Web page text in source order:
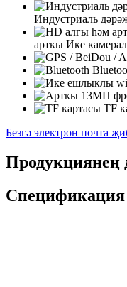
Индустриаль
арткы Ике
TF
Безгә электрон почта
Продукциянең
Спецификация